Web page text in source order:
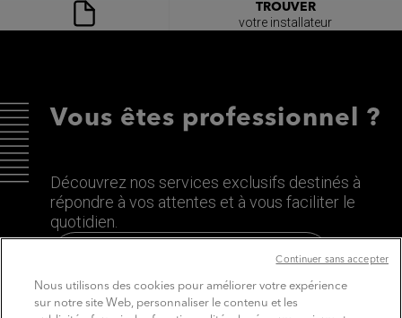
TROUVER
votre installateur
Vous êtes professionnel ?
Découvrez nos services exclusifs destinés à
répondre à vos attentes et à vous faciliter le
quotidien.
Découvrez le site dédié aux Pros
Nous utilisons des cookies pour améliorer votre expérience
sur notre site Web, personnaliser le contenu et les
Continuer sans accepter